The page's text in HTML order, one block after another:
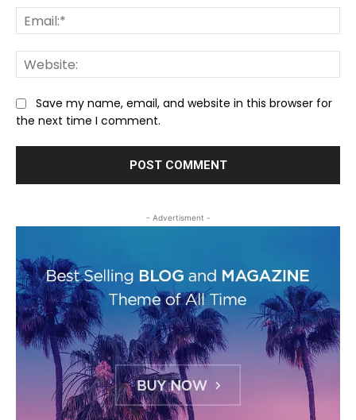
Save my name, email, and website in this browser for
the next time I comment.
- Advertisment -